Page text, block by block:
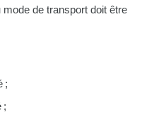
de transport doit être
;
;